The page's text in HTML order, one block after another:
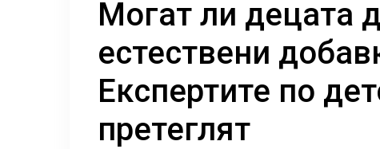
Могат ли децата
естествени
Експертите по
претеглят